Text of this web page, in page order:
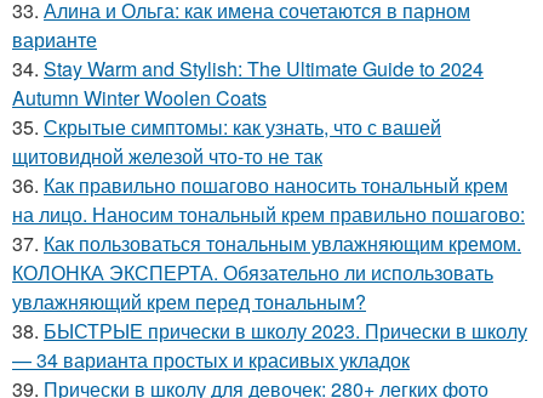
33. Алина и Ольга: как имена сочетаются в парном
варианте
34. Stay Warm and Stylish: The Ultimate Guide to 2024
Autumn Winter Woolen Coats
35. Скрытые симптомы: как узнать, что с вашей
щитовидной железой что-то не так
36. Как правильно пошагово наносить тональный крем
на лицо. Наносим тональный крем правильно пошагово:
37. Как пользоваться тональным увлажняющим кремом.
КОЛОНКА ЭКСПЕРТА. Обязательно ли использовать
увлажняющий крем перед тональным?
38. БЫСТРЫЕ прически в школу 2023. Прически в школу
— 34 варианта простых и красивых укладок
39. Прически в школу для девочек: 280+ легких фото